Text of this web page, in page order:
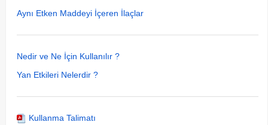
Aynı Etken Maddeyi İçeren İlaçlar
Nedir ve Ne İçin Kullanılır ?
Yan Etkileri Nelerdir ?
Kullanma Talimatı